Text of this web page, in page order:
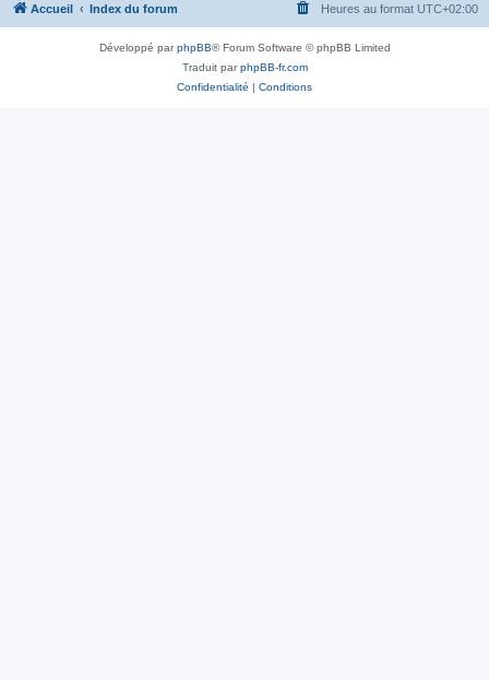
e
Accueil Index du forum Heures au format UTC+02:00
Développé parphpBB® Forum Software © phpBB Limited
Traduit parphpBB-fr.com
Confidentialité | Conditions